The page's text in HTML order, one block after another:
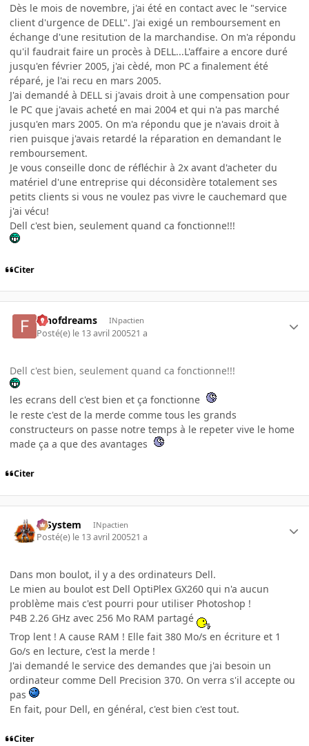
Dès le mois de novembre, j'ai été en contact avec le "service
client d'urgence de DELL". J'ai exigé un remboursement en
échange d'une resitution de la marchandise. On m'a répondu
qu'il faudrait faire un procès à DELL...L'affaire a encore duré
jusqu'en février 2005, j'ai cèdé, mon PC a finalement été
réparé, je l'ai recu en mars 2005.
J'ai demandé à DELL si j'avais droit à une compensation pour
le PC que j'avais acheté en mai 2004 et qui n'a pas marché
jusqu'en mars 2005. On m'a répondu que je n'avais droit à
rien puisque j'avais retardé la réparation en demandant le
remboursement.
Je vous conseille donc de réfléchir à 2x avant d'acheter du
matériel d'une entreprise qui déconsidère totalement ses
petits clients si vous ne voulez pas vivre le cauchemard que
j'ai vécu!
Dell c'est bien, seulement quand ca fonctionne!!!
Citer
fanofdreams INpactien
Posté(e) le 13 avril 200521 a
Dell c'est bien, seulement quand ca fonctionne!!!
les ecrans dell c'est bien et ça fonctionne
le reste c'est de la merde comme tous les grands
constructeurs on passe notre temps à le repeter vive le home
made ça a que des avantages
Citer
X-System INpactien
Posté(e) le 13 avril 200521 a
Dans mon boulot, il y a des ordinateurs Dell.
Le mien au boulot est Dell OptiPlex GX260 qui n'a aucun
problème mais c'est pourri pour utiliser Photoshop !
P4B 2.26 GHz avec 256 Mo RAM partagé
Trop lent ! A cause RAM ! Elle fait 380 Mo/s en écriture et 1
Go/s en lecture, c'est la merde !
J'ai demandé le service des demandes que j'ai besoin un
ordinateur comme Dell Precision 370. On verra s'il accepte ou
pas
En fait, pour Dell, en général, c'est bien c'est tout.
Citer